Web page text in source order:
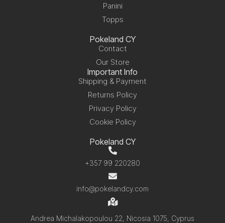
Panini
Topps
Pokeland CY
Contact
Our Store
Important Info
Shipping & Payment
Returns Policy
Privacy Policy
Cookie Policy
Pokeland CY
+357 99 220280
info@pokelandcy.com
Andrea Michalakopoulou 22, Nicosia 1075, Cyprus